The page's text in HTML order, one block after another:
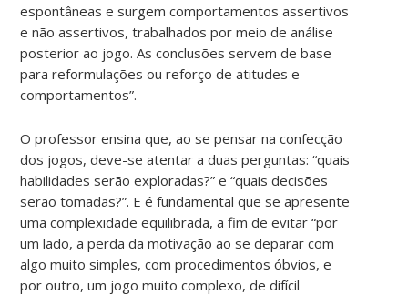
espontâneas e surgem comportamentos assertivos
e não assertivos, trabalhados por meio de análise
posterior ao jogo. As conclusões servem de base
para reformulações ou reforço de atitudes e
comportamentos”.
O professor ensina que, ao se pensar na confecção
dos jogos, deve-se atentar a duas perguntas: “quais
habilidades serão exploradas?” e “quais decisões
serão tomadas?”. E é fundamental que se apresente
uma complexidade equilibrada, a fim de evitar “por
um lado, a perda da motivação ao se deparar com
algo muito simples, com procedimentos óbvios, e
por outro, um jogo muito complexo, de difícil